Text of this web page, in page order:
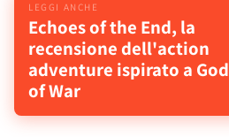
Echoes of the End, la
recensione dell'action
adventure ispirato a God
of War